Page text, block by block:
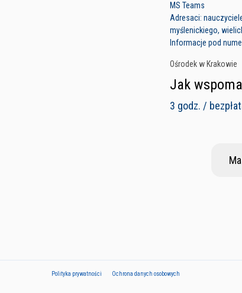
MS Teams
Adresaci:
myślenickiego,
Informacje pod
Ośrodek w Krakowie
Jak
3 godz. /
Polityka prywatności Ochrona danych osobowych